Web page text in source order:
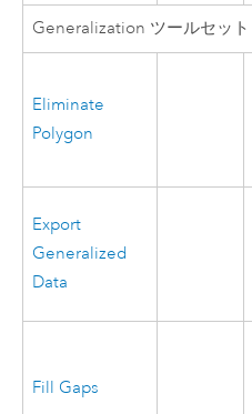
Generalization ツールセット
Eliminate
Polygon
Export
Generalized
Data
Fill Gaps